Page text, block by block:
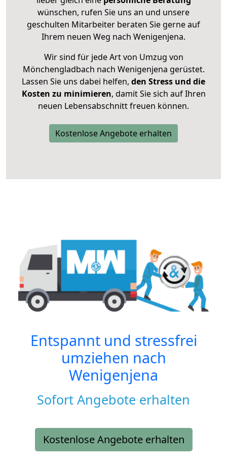
wünschen, rufen Sie uns an und unsere
geschulten Mitarbeiter beraten Sie gerne auf
Ihrem neuen Weg nach Wenigenjena.
Wir sind für jede Art von Umzug von
Mönchengladbach nach Wenigenjena gerüstet.
Lassen Sie uns dabei helfen, den Stress und die
Kosten zu minimieren, damit Sie sich auf Ihren
neuen Lebensabschnitt freuen können.
Kostenlose Angebote erhalten
Entspannt und stressfrei
umziehen nach
Wenigenjena
Sofort Angebote erhalten
Kostenlose Angebote erhalten